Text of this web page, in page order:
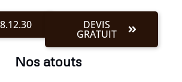
DEVIS
GRATUIT
Nos atouts